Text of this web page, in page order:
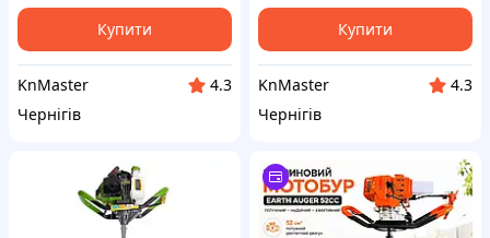
Купити
KnMaster
4.3
Чернігів
Купити
KnMaster
4.3
Чернігів